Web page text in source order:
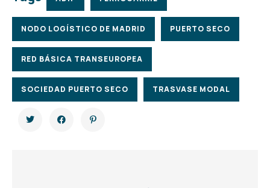
NODO LOGÍSTICO DE MADRID PUERTO SECO
RED BÁSICA TRANSEUROPEA
SOCIEDAD PUERTO SECO TRASVASE MODAL